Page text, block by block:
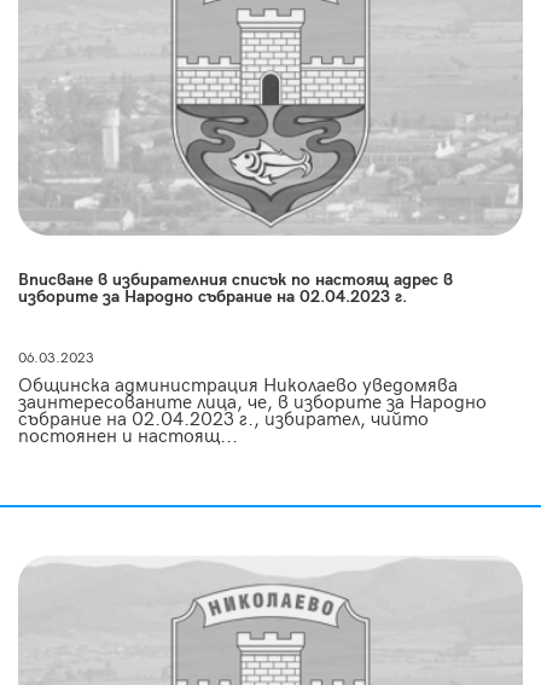
Вписване в избирателния списък по настоящ адрес в
изборите за Народно събрание на 02.04.2023 г.
06.03.2023
Общинска администрация Николаево уведомява
заинтересованите лица, че, в изборите за Народно
събрание на 02.04.2023 г., избирател, чийто
постоянен и настоящ...